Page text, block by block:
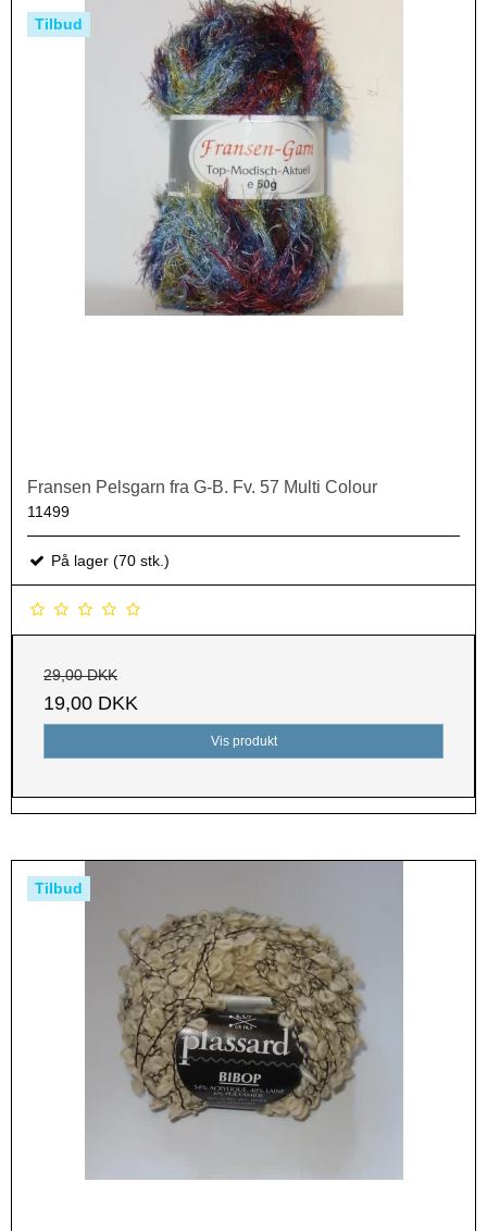
Tilbud
Fransen Pelsgarn fra G-B. Fv. 57 Multi Colour
11499
På lager (70 stk.)
29,00 DKK
19,00 DKK
Vis produkt
Tilbud